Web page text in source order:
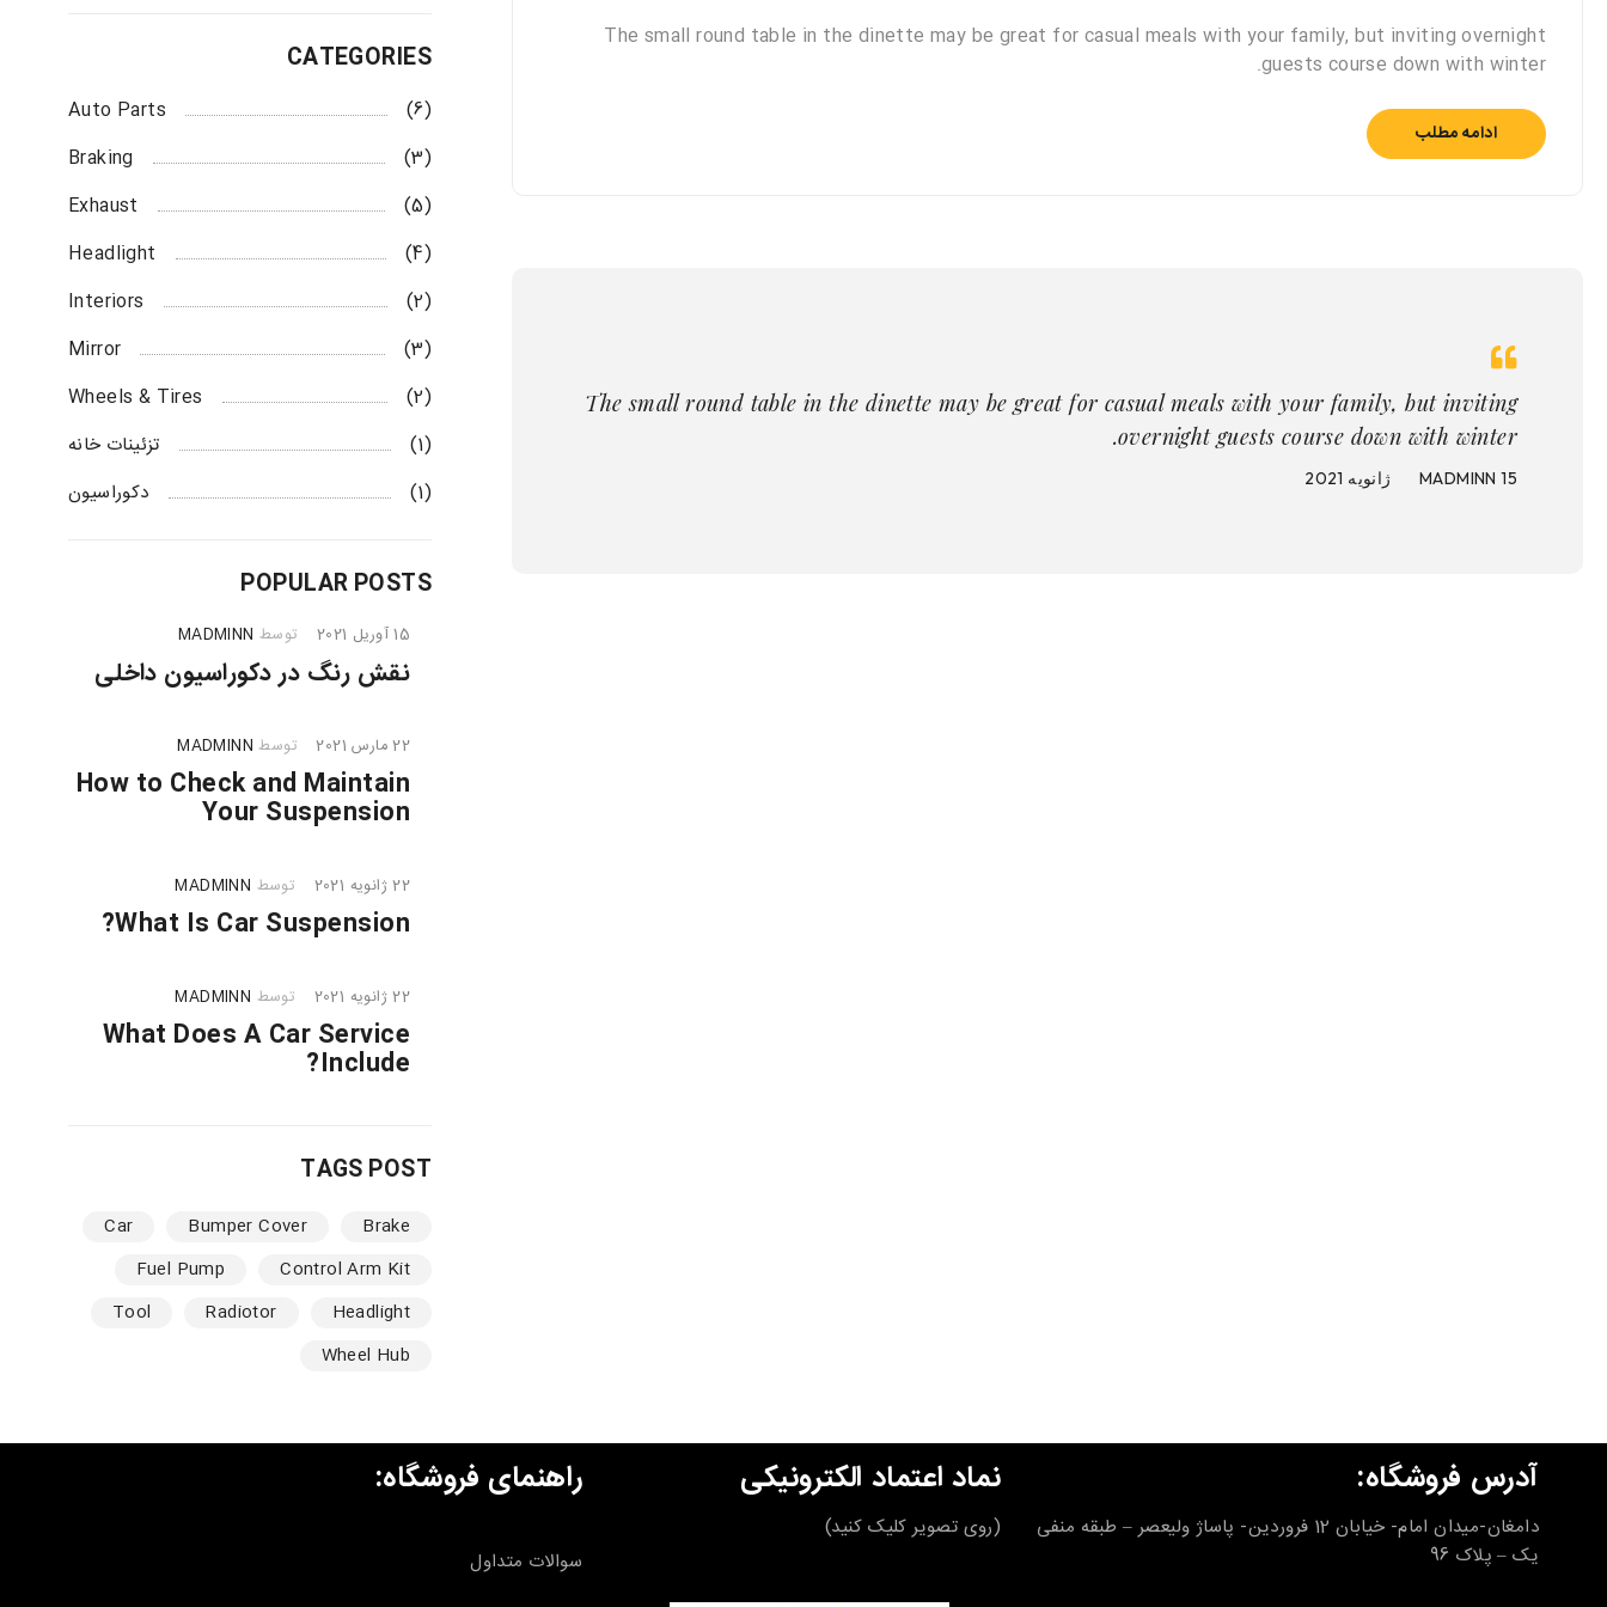
The small round table in the dinette may be great for casual meals with your family, but inviting overnight
guests course down with winter.
ادامه مطلب
The small round table in the dinette may be great for casual meals with your family, but inviting
overnight guests course down with winter.
MADMINN 15 ژانویه 2021
CATEGORIES
Auto Parts
(6)
Braking
(3)
Exhaust
(5)
Headlight
(4)
Interiors
(2)
Mirror
(3)
Wheels & Tires
(2)
تزئینات خانه
(1)
دکوراسیون
(1)
POPULAR POSTS
15 آوریل 2021 توسط MADMINN
نقش رنگ در دکوراسیون داخلی
22 مارس 2021 توسط MADMINN
How to Check and Maintain
Your Suspension
22 ژانویه 2021 توسط MADMINN
What Is Car Suspension?
22 ژانویه 2021 توسط MADMINN
What Does A Car Service
Include?
TAGS POST
Brake
Bumper Cover
Car
Control Arm Kit
Fuel Pump
Headlight
Radiotor
Tool
Wheel Hub
آدرس فروشگاه:
دامغان-میدان امام- خیابان 12 فروردین- پاساژ ولیعصر – طبقه منفی
یک – پلاک 96
نماد اعتماد الکترونیکی
(روی تصویر کلیک کنید)
راهنمای فروشگاه:
سوالات متداول